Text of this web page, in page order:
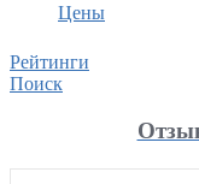
Цены
Рейтинги
Поиск